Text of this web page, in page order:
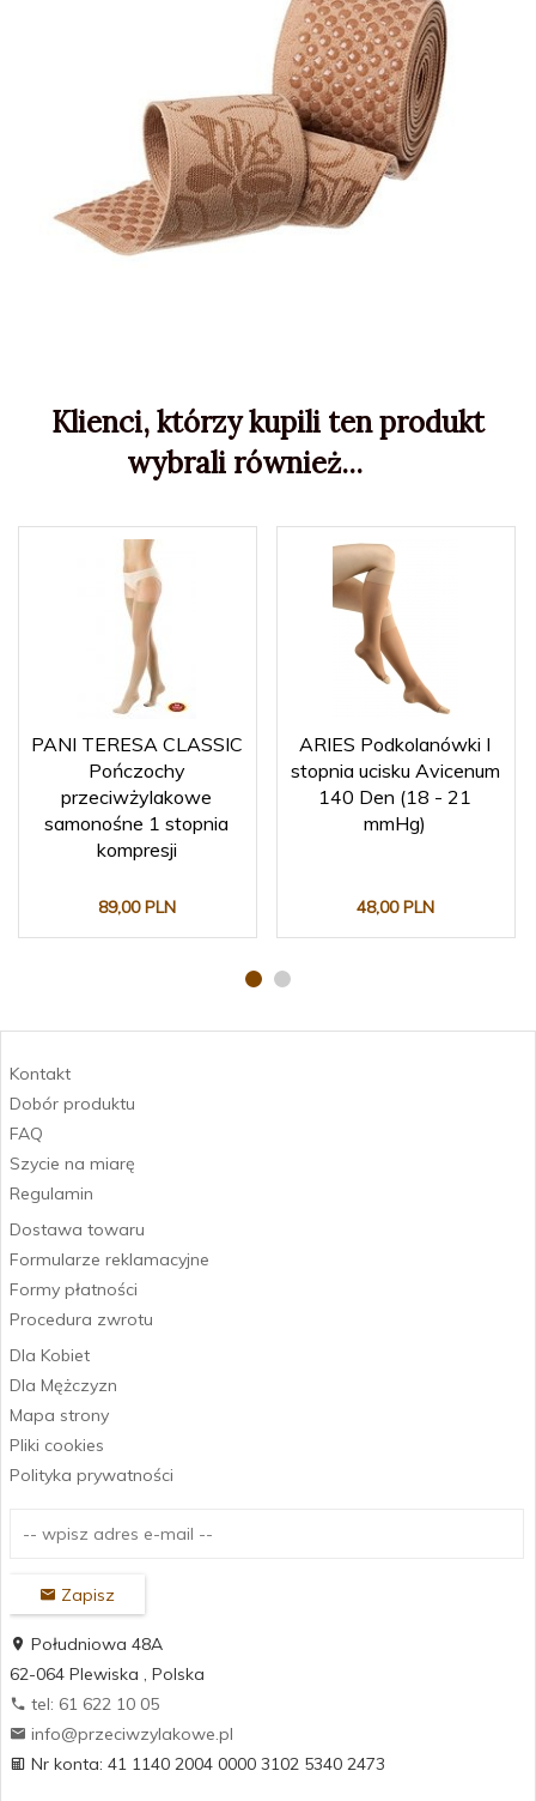
Klienci, którzy kupili ten produkt
wybrali również...
PANI TERESA CLASSIC
Pończochy
przeciwżylakowe
samonośne 1 stopnia
kompresji
89,00 PLN
ARIES Podkolanówki I
stopnia ucisku Avicenum
140 Den (18 - 21
mmHg)
48,00 PLN
Kontakt
Dobór produktu
FAQ
Szycie na miarę
Regulamin
Dostawa towaru
Formularze reklamacyjne
Formy płatności
Procedura zwrotu
Dla Kobiet
Dla Mężczyzn
Mapa strony
Pliki cookies
Polityka prywatności
Zapisz
Południowa 48A
62-064 Plewiska , Polska
tel: 61 622 10 05
Nr konta: 41 1140 2004 0000 3102 5340 2473
info@przeciwzylakowe.pl